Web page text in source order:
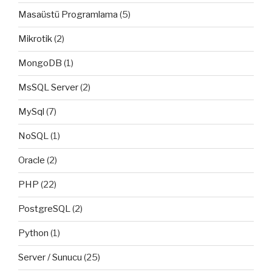
Masaüstü Programlama (5)
Mikrotik(2)
MongoDB (1)
MsSQL Server(2)
MySql (7)
NoSQL(1)
Oracle (2)
PHP (22)
PostgreSQL(2)
Python (1)
Server / Sunucu (25)